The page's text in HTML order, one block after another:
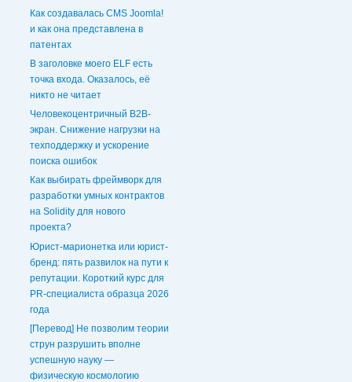
Как создавалась CMS Joomla!
и как она представлена в
патентах
В заголовке моего ELF есть
точка входа. Оказалось, её
никто не читает
Человекоцентричный B2B-
экран. Снижение нагрузки на
техподдержку и ускорение
поиска ошибок
Как выбирать фреймворк для
разработки умных контрактов
на Solidity для нового
проекта?
Юрист-марионетка или юрист-
бренд: пять развилок на пути к
репутации. Короткий курс для
PR-специалиста образца 2026
года
[Перевод] Не позволим теории
струн разрушить вполне
успешную науку —
физическую космологию